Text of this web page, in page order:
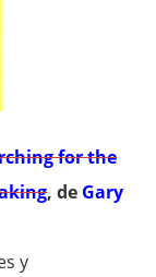
for the
, de Gary
y